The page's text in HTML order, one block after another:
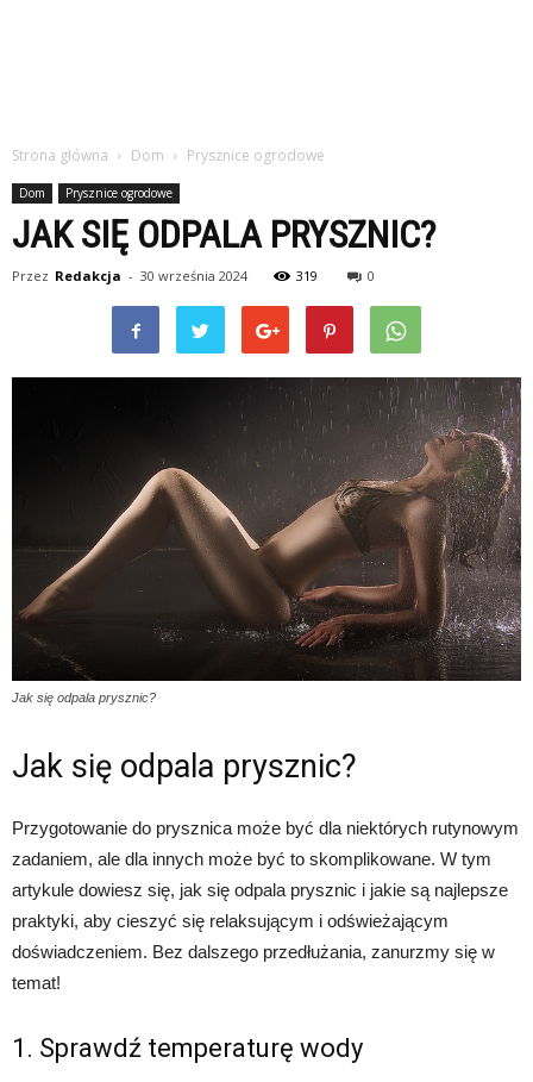
Strona główna Dom Prysznice ogrodowe
Dom Prysznice ogrodowe
JAK SIĘ ODPALA PRYSZNIC?
Przez Redakcja - 30 września 2024 319 0
Jak się odpala prysznic?
Jak się odpala prysznic?
Przygotowanie do prysznica może być dla niektórych rutynowym
zadaniem, ale dla innych może być to skomplikowane. W tym
artykule dowiesz się, jak się odpala prysznic i jakie są najlepsze
praktyki, aby cieszyć się relaksującym i odświeżającym
doświadczeniem. Bez dalszego przedłużania, zanurzmy się w
temat!
1. Sprawdź temperaturę wody